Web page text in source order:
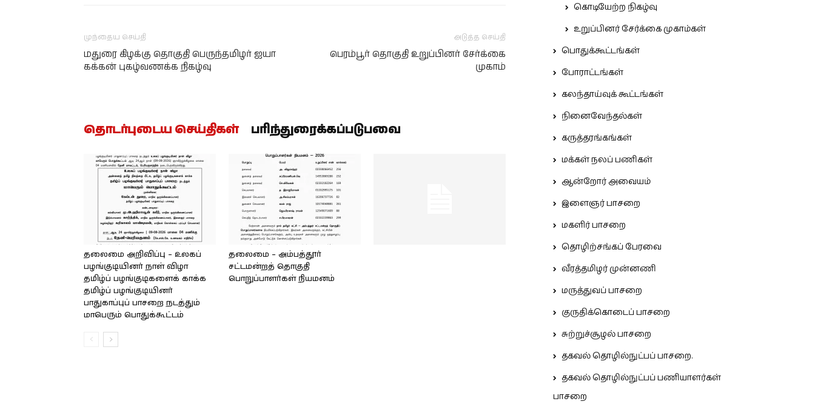
முந்தைய செய்தி
மதுரை கிழக்கு தொகுதி பெருந்தமிழர் ஐயா
கக்கன் புகழ்வணக்க நிகழ்வு
அடுத்த செய்தி
பெரம்பூர் தொகுதி உறுப்பினர் சேர்க்கை
முகாம்
தொடர்புடைய செய்திகள் பரிந்துரைக்கப்படுபவை
தலைமை அறிவிப்பு – உலகப்
பழங்குடியினர் நாள் விழா
தமிழ்ப் பழங்குடிகளைக் காக்க
தமிழ்ப் பழங்குடியினர்
பாதுகாப்புப் பாசறை நடத்தும்
மாபெரும் பொதுக்கூட்டம்
தலைமை – அம்பத்தூர்
சட்டமன்றத் தொகுதி
பொறுப்பாளர்கள் நியமனம்
கொடியேற்ற நிகழ்வு
உறுப்பினர் சேர்க்கை முகாம்கள்
பொதுக்கூட்டங்கள்
போராட்டங்கள்
கலந்தாய்வுக் கூட்டங்கள்
நினைவேந்தல்கள்
கருத்தரங்கங்கள்
மக்கள் நலப் பணிகள்
ஆன்றோர் அவையம்
இளைஞர் பாசறை
மகளிர் பாசறை
தொழிற்சங்கப் பேரவை
வீரத்தமிழர் முன்னணி
மருத்துவப் பாசறை
குருதிக்கொடைப் பாசறை
சுற்றுச்சூழல் பாசறை
தகவல் தொழில்நுட்பப் பாசறை.
தகவல் தொழில்நுட்பப் பணியாளர்கள்
பாசறை